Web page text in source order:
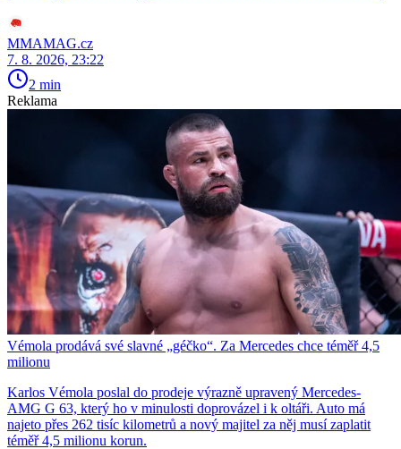
MMAMAG.cz
7. 8. 2026, 23:22
2 min
Reklama
Vémola prodává své slavné „géčko“. Za Mercedes chce téměř 4,5
milionu
Karlos Vémola poslal do prodeje výrazně upravený Mercedes-
AMG G 63, který ho v minulosti doprovázel i k oltáři. Auto má
najeto přes 262 tisíc kilometrů a nový majitel za něj musí zaplatit
téměř 4,5 milionu korun.